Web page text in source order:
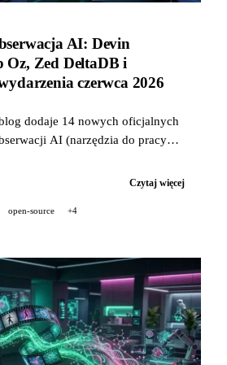
AI: Devin
Oz, Zed DeltaDB i
czerwca 2026
dodaje 14 nowych oficjalnych
AI (narzędzia do pracy
zastępuje Windsurf, Warp
Replit wzmacnia bezpieczeństwo.
Czytaj więcej
open-source +4